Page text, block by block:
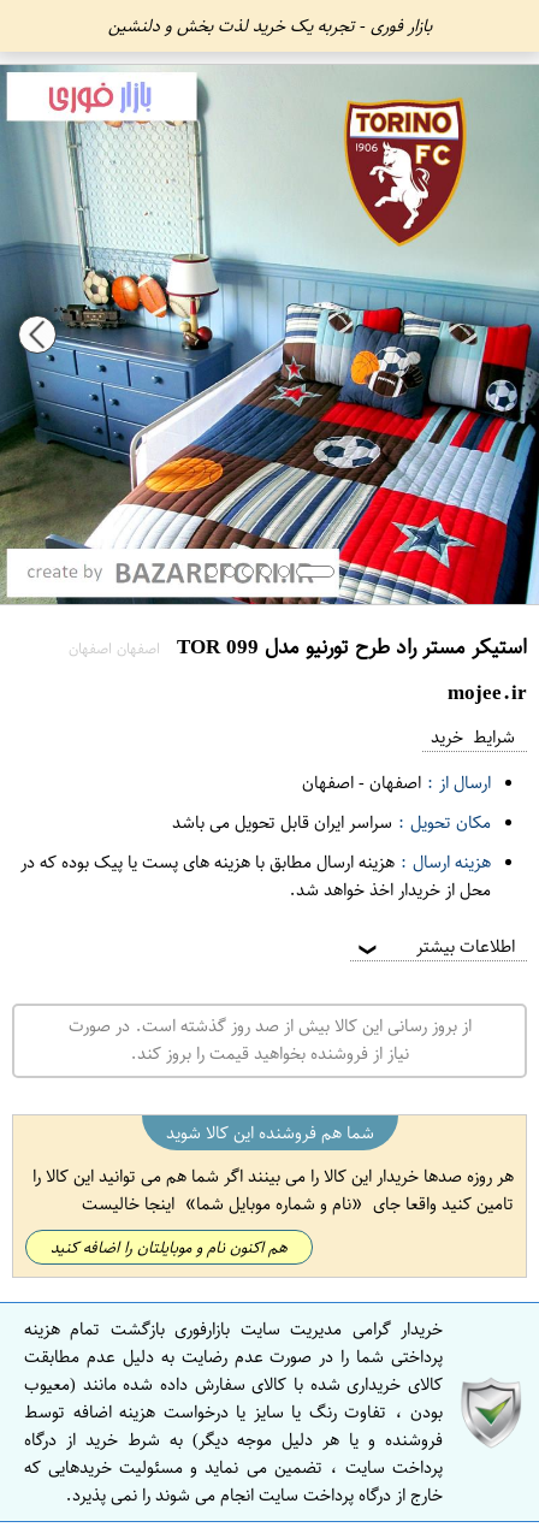
بازار فوری - تجربه یک خرید لذت بخش و دلنشین
استیکر مستر راد طرح تورنیو مدل TOR 099 اصفهان اصفهان
mojee.ir
شرایط خرید
ارسال از : اصفهان-اصفهان
مکان تحویل : سراسر ایران قابل تحویل می باشد
هزینه ارسال : هزینه ارسال مطابق با هزینه های پست یا پیک بوده که در
محل از خریدار اخذ خواهد شد.
اطلاعات بیشتر ❯
از بروز رسانی این کالا بیش از صد روز گذشته است. در صورت
نیاز از فروشنده بخواهید قیمت را بروز کند.
شما هم فروشنده این کالا شوید
هر روزه صدها خریدار این کالا را می بینند اگر شما هم می توانید این کالا را
تامین کنید واقعا جای
نام و شماره موبایل شما اینجا خالیست
هم اکنون نام و موبایلتان را اضافه کنید
خریدار گرامی مدیریت سایت بازارفوری بازگشت تمام هزینه
پرداختی شما را در صورت عدم رضایت به دلیل عدم مطابقت
کالای خریداری شده با کالای سفارش داده شده مانند (معیوب
بودن ، تفاوت رنگ یا سایز یا درخواست هزینه اضافه توسط
فروشنده و یا هر دلیل موجه دیگر) به شرط خرید از درگاه
پرداخت سایت ، تضمین می نماید و مسئولیت خریدهایی که
خارج از درگاه پرداخت سایت انجام می شوند را نمی پذیرد.